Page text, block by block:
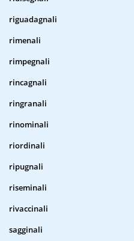
riguadagnali
rimenali
rimpegnali
rincagnali
ringranali
rinominali
riordinali
ripugnali
riseminali
rivaccinali
sagginali